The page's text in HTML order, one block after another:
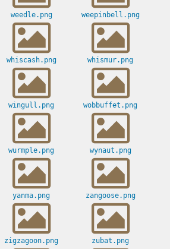
weedle.png weepinbell.png
whiscash.png whismur.png
wingull.png wobbuffet.png
wurmple.png wynaut.png
yanma.png zangoose.png
zigzagoon.png zubat.png